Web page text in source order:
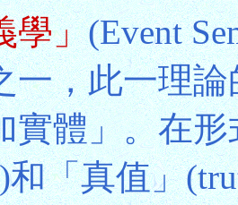
學」(Event
一，此一理
實體」。在
「真值」